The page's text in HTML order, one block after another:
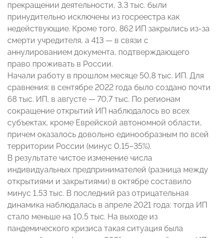
прекращении деятельности, 3,3 тыс. были
принудительно исключены из госреестра как
недействующие. Кроме того, 862 ИП закрылись из-за
смерти учредителя, а 413 — в связи с
аннулированием документа, подтверждающего
право проживать в России.
Начали работу в прошлом месяце 50,8 тыс. ИП. Для
сравнения: в сентябре 2022 года было создано почти
68 тыс. ИП, в августе — 70,7 тыс. По регионам
сокращение открытий ИП наблюдалось во всех
субъектах, кроме Еврейской автономной области,
причем оказалось довольно единообразным по всей
территории России (минус 0,15–35%).
В результате чистое изменение числа
индивидуальных предпринимателей (разница между
открытиями и закрытиями) в октябре составило
минус 1,53 тыс. В последний раз отрицательная
динамика наблюдалась в апреле 2021 года: тогда ИП
стало меньше на 10,5 тыс. На выходе из
пандемического кризиса такая ситуация была